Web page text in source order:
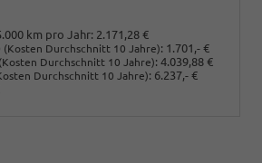
km pro Jahr: 2.171,28 €
(Kosten Durchschnitt 10 Jahre): 1.701,- €
(Kosten Durchschnitt 10 Jahre): 4.039,88 €
Durchschnitt 10 Jahre): 6.237,- €